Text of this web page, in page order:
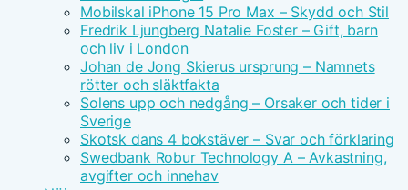
Mobilskal iPhone 15 Pro Max – Skydd och Stil
Fredrik Ljungberg Natalie Foster – Gift, barn
och liv i London
Johan de Jong Skierus ursprung – Namnets
rötter och släktfakta
Solens upp och nedgång – Orsaker och tider i
Sverige
Skotsk dans 4 bokstäver – Svar och förklaring
Swedbank Robur Technology A – Avkastning,
avgifter och innehav